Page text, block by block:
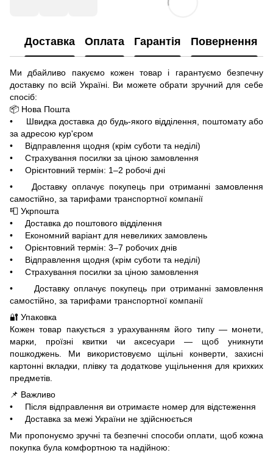
Доставка Оплата Гарантія Повернення
Ми дбайливо пакуємо кожен товар і гарантуємо безпечну
доставку по всій Україні. Ви можете обрати зручний для себе
спосіб:
📦 Нова Пошта
• Швидка доставка до будь-якого відділення, поштомату або
за адресою кур'єром
• Відправлення щодня (крім суботи та неділі)
• Страхування посилки за ціною замовлення
• Орієнтовний термін: 1–2 робочі дні
• Доставку оплачує покупець при отриманні замовлення
самостійно, за тарифами транспортної компанії
📮 Укрпошта
• Доставка до поштового відділення
• Економний варіант для невеликих замовлень
• Орієнтовний термін: 3–7 робочих днів
• Відправлення щодня (крім суботи та неділі)
• Страхування посилки за ціною замовлення
• Доставку оплачує покупець при отриманні замовлення
самостійно, за тарифами транспортної компанії
🔐 Упаковка
Кожен товар пакується з урахуванням його типу — монети,
марки, проїзні квитки чи аксесуари — щоб уникнути
пошкоджень. Ми використовуємо щільні конверти, захисні
картонні вкладки, плівку та додаткове ущільнення для крихких
предметів.
📌 Важливо
• Після відправлення ви отримаєте номер для відстеження
• Доставка за межі України не здійснюється
Ми пропонуємо зручні та безпечні способи оплати, щоб кожна
покупка була комфортною та надійною: